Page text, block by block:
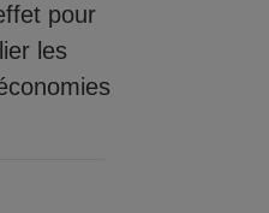
pour
les